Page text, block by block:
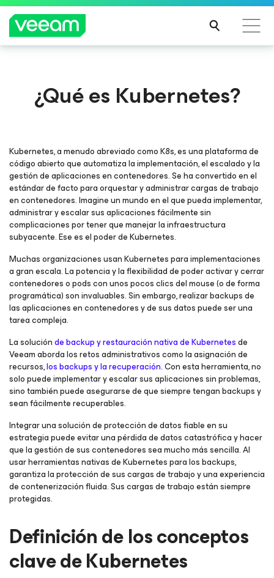
actualización de contenido de CrowdStrike
CIÓN
¿Qué es Kubernetes?
Kubernetes, a menudo abreviado como K8s, es una plataforma de
código abierto que automatiza la implementación, el escalado y la
gestión de aplicaciones en contenedores. Se ha convertido en el
estándar de facto para orquestar y administrar cargas de trabajo
en contenedores. Imagine un mundo en el que pueda implementar,
administrar y escalar sus aplicaciones fácilmente sin
complicaciones por tener que manejar la infraestructura
subyacente. Ese es el poder de Kubernetes.
Muchas organizaciones usan Kubernetes para implementaciones
a gran escala. La potencia y la flexibilidad de poder activar y cerrar
contenedores o pods con unos pocos clics del mouse (o de forma
programática) son invaluables. Sin embargo, realizar backups de
las aplicaciones en contenedores y de sus datos puede ser una
tarea compleja.
La soluciónde backup y restauración nativa de Kubernetesde
Veeam aborda los retos administrativos como la asignación de
recursos,los backups y la recuperación. Con esta herramienta, no
solo puede implementar y escalar sus aplicaciones sin problemas,
sino también puede asegurarse de que siempre tengan backups y
sean fácilmente recuperables.
Integrar una solución de protección de datos fiable en su
estrategia puede evitar una pérdida de datos catastrófica y hacer
que la gestión de sus contenedores sea mucho más sencilla. Al
usar herramientas nativas de Kubernetes para los backups,
garantiza la protección de sus cargas de trabajo y una experiencia
de contenerización fluida. Sus cargas de trabajo están siempre
protegidas.
Definición de los conceptos
clave de Kubernetes